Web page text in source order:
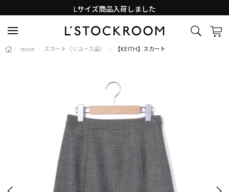
Lサイズ商品入荷しました
/ reuse / スカート〈リユース品〉 / 【KEITH】スカート